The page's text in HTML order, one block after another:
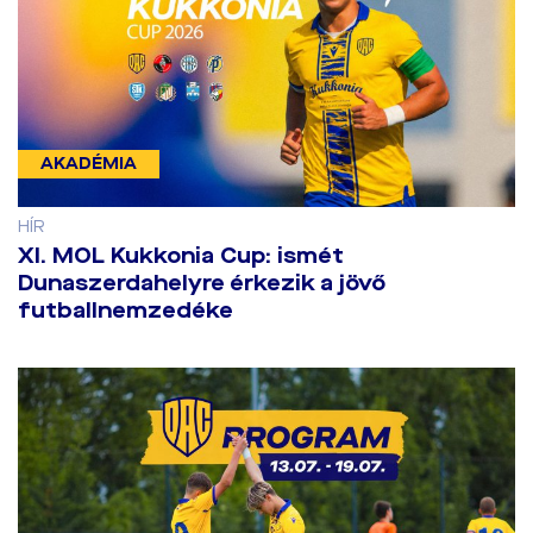
AKADÉMIA
HÍR
​XI. MOL Kukkonia Cup: ismét
Dunaszerdahelyre érkezik a jövő
futballnemzedéke